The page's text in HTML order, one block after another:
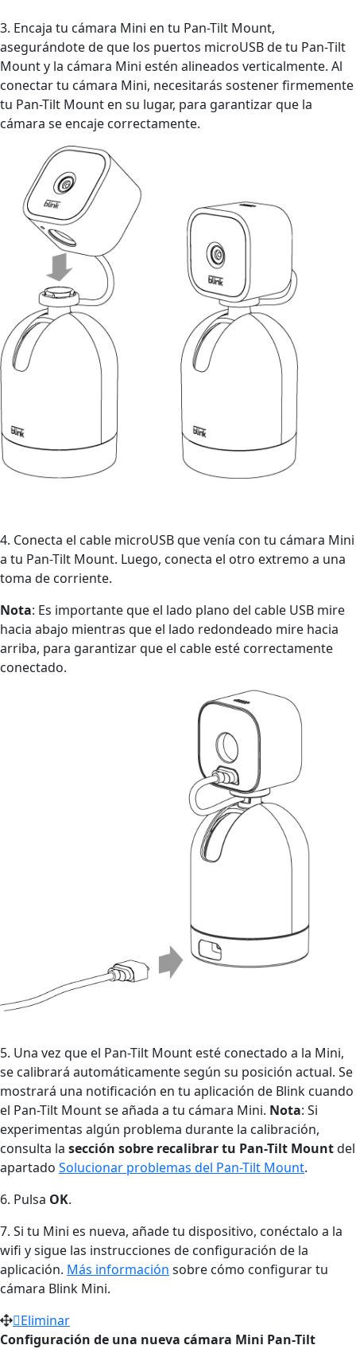
3. Encaja tu cámara Mini en tu Pan-Tilt Mount,
asegurándote de que los puertos microUSB de tu Pan-Tilt
Mount y la cámara Mini estén alineados verticalmente. Al
conectar tu cámara Mini, necesitarás sostener firmemente
tu Pan-Tilt Mount en su lugar, para garantizar que la
cámara se encaje correctamente.
4. Conecta el cable microUSB que venía con tu cámara Mini
a tu Pan-Tilt Mount. Luego, conecta el otro extremo a una
toma de corriente.
Nota: Es importante que el lado plano del cable USB mire
hacia abajo mientras que el lado redondeado mire hacia
arriba, para garantizar que el cable esté correctamente
conectado.
5. Una vez que el Pan-Tilt Mount esté conectado a la Mini,
se calibrará automáticamente según su posición actual. Se
mostrará una notificación en tu aplicación de Blink cuando
el Pan-Tilt Mount se añada a tu cámara Mini. Nota: Si
experimentas algún problema durante la calibración,
consulta la sección sobre recalibrar tu Pan-Tilt Mountdel
apartado Solucionar problemas del Pan-Tilt Mount.
6. Pulsa OK.
7. Si tu Mini es nueva, añade tu dispositivo, conéctalo a la
wifi y sigue las instrucciones de configuración de la
aplicación. Más información sobre cómo configurar tu
cámara Blink Mini.
Eliminar
Configuración de una nueva cámara Mini Pan-Tilt